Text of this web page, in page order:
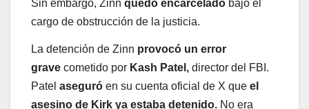
Sin embargo, Zinn quedó encarcelado bajo el
cargo de obstrucción de la justicia.
La detención de Zinn provocó un error
grave cometido por Kash Patel, director del FBI.
Patel aseguró en su cuenta oficial de X que el
asesino de Kirk ya estaba detenido. No era